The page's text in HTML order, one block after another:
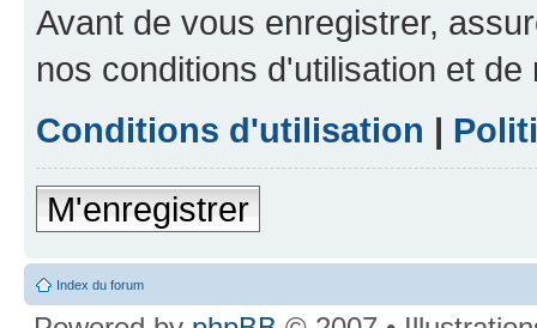
Avant de vous enregistrer,
nos conditions d'utilisation et
Conditions d'utilisation |
M'enregistrer
Index du forum